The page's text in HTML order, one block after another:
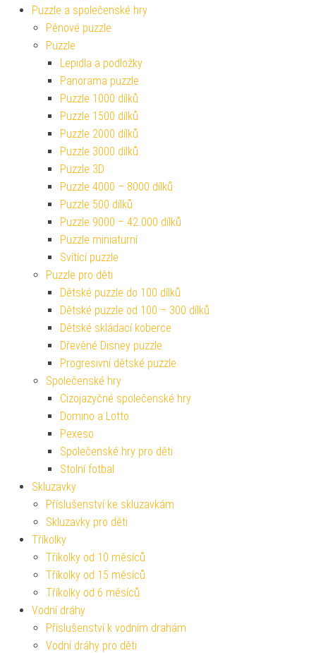
Puzzle a společenské hry
Pěnové puzzle
Puzzle
Lepidla a podložky
Panorama puzzle
Puzzle 1000 dílků
Puzzle 1500 dílků
Puzzle 2000 dílků
Puzzle 3000 dílků
Puzzle 3D
Puzzle 4000 – 8000 dílků
Puzzle 500 dílků
Puzzle 9000 – 42 000 dílků
Puzzle miniaturní
Svítící puzzle
Puzzle pro děti
Dětské puzzle do 100 dílků
Dětské puzzle od 100 – 300 dílků
Dětské skládací koberce
Dřevěné Disney puzzle
Progresivní dětské puzzle
Společenské hry
Cizojazyčné společenské hry
Domino a Lotto
Pexeso
Společenské hry pro děti
Stolní fotbal
Skluzavky
Příslušenství ke skluzavkám
Skluzavky pro děti
Tříkolky
Tříkolky od 10 měsíců
Tříkolky od 15 měsíců
Tříkolky od 6 měsíců
Vodní dráhy
Příslušenství k vodním drahám
Vodní dráhy pro děti